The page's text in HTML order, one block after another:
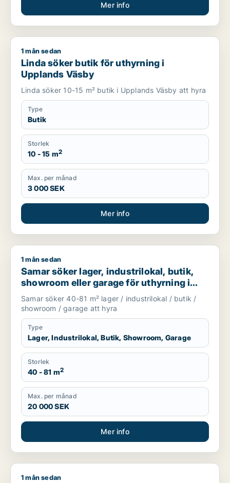
Mer info
Linda söker butik för uthyrning i Upplands Väsby
1 mån sedan
Linda söker butik för uthyrning i
Upplands Väsby
Linda söker 10-15 m² butik i Upplands Väsby att hyra
Type
Butik
Storlek
10 - 15 m2
Max. per månad
3 000 SEK
Mer info
Samar söker lager, industrilokal, butik, showroom eller
1 mån sedan
Samar söker lager, industrilokal, butik,
showroom eller garage för uthyrning i
Upplands Väsby, Järfälla eller Täby m.fl.
Samar söker 40-81 m² lager / industrilokal / butik /
showroom / garage att hyra
Type
Lager, Industrilokal, Butik, Showroom, Garage
Storlek
40 - 81 m2
Max. per månad
20 000 SEK
Mer info
Marie-therese söker kontor, butik, kontorsplats,
1 mån sedan